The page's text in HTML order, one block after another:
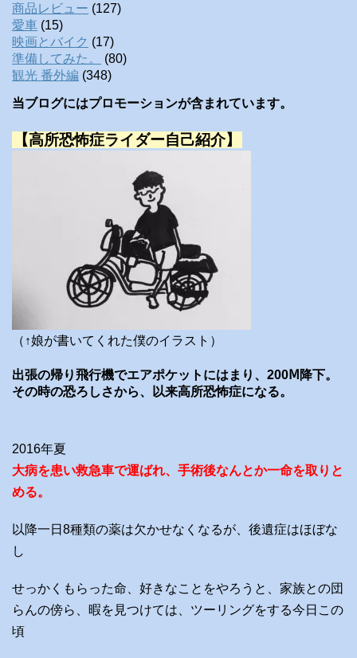
商品レビュー (127)
愛車 (15)
映画とバイク (17)
準備してみた。
(80)
観光 番外編 (348)
当ブログにはプロモーションが含まれています。
【高所恐怖症ライダー自己紹介】
（↑娘が書いてくれた僕のイラスト）
出張の帰り飛行機でエアポケットにはまり、200Ⅿ降下。
その時の恐ろしさから、以来高所恐怖症になる。
2016年夏
大病を患い救急車で運ばれ、手術後なんとか一命を取りと
める。
以降一日8種類の薬は欠かせなくなるが、後遺症はほぼな
し
せっかくもらった命、好きなことをやろうと、家族との団
らんの傍ら、暇を見つけては、ツーリングをする今日この
頃